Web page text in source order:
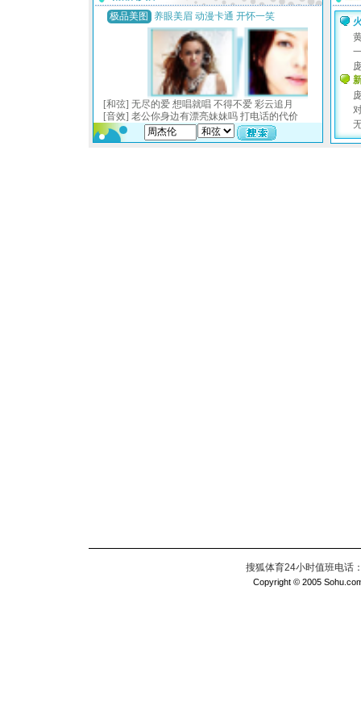
搜狐体育24小时值班电话
Copyright © 2005